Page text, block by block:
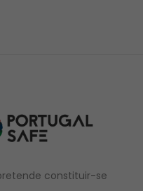
constituir-se